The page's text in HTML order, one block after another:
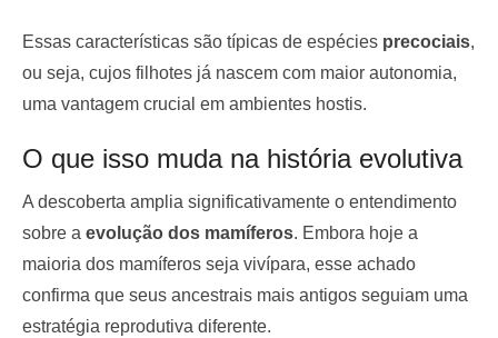
Essas características são típicas de espécies precociais,
ou seja, cujos filhotes já nascem com maior autonomia,
uma vantagem crucial em ambientes hostis.
O que isso muda na história evolutiva
A descoberta amplia significativamente o entendimento
sobre a evolução dos mamíferos. Embora hoje a
maioria dos mamíferos seja vivípara, esse achado
confirma que seus ancestrais mais antigos seguiam uma
estratégia reprodutiva diferente.